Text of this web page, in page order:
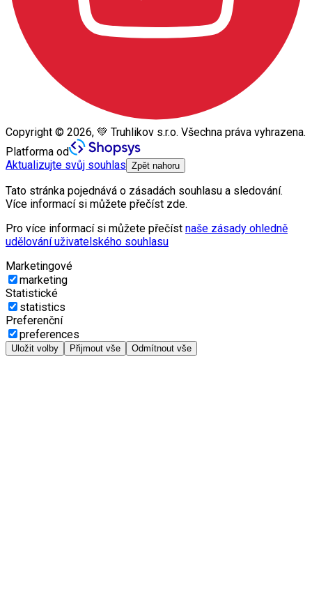
Copyright © 2026, 💚 Truhlikov s.r.o. Všechna práva vyhrazena.
Platforma od
Aktualizujte svůj souhlas Zpět nahoru
Tato stránka pojednává o zásadách souhlasu a sledování.
Více informací si můžete přečíst zde.
Pro více informací si můžete přečíst naše zásady ohledně
udělování uživatelského souhlasu
Marketingové
marketing
Statistické
statistics
Preferenční
preferences
Uložit volby Přijmout vše Odmítnout vše